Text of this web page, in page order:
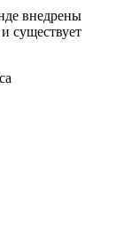
внедрены
существует